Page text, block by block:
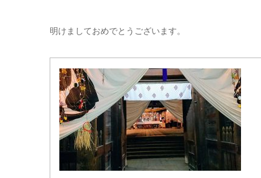
明けましておめでとうございます。